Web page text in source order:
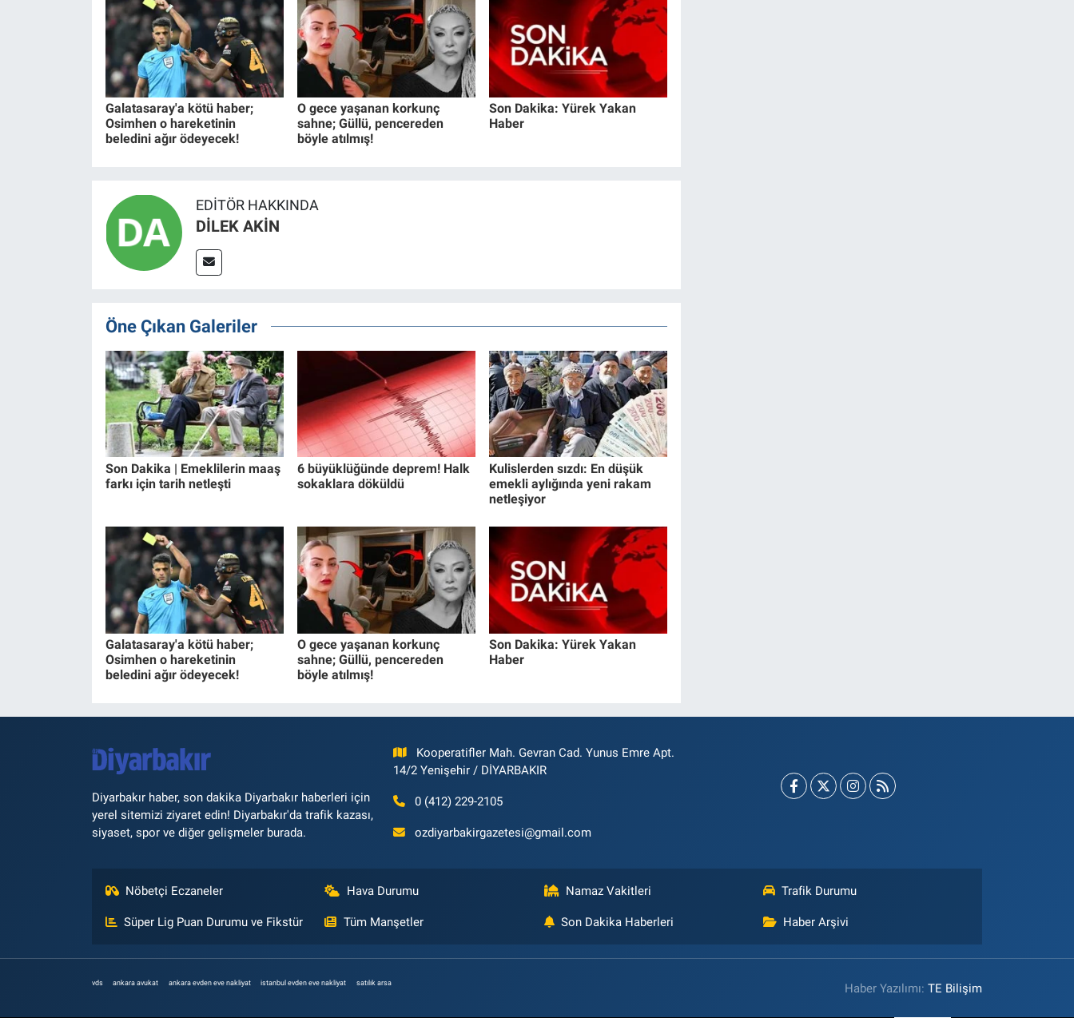
Galatasaray'a kötü haber;
Osimhen o hareketinin
beledini ağır ödeyecek!
O gece yaşanan korkunç
sahne; Güllü, pencereden
böyle atılmış!
Son Dakika: Yürek Yakan
Haber
EDITÖR HAKKINDA
DİLEK AKİN
Öne Çıkan Galeriler
Son Dakika | Emeklilerin maaş
farkı için tarih netleşti
6 büyüklüğünde deprem! Halk
sokaklara döküldü
Kulislerden sızdı: En düşük
emekli aylığında yeni rakam
netleşiyor
Galatasaray'a kötü haber;
Osimhen o hareketinin
beledini ağır ödeyecek!
O gece yaşanan korkunç
sahne; Güllü, pencereden
böyle atılmış!
Son Dakika: Yürek Yakan
Haber
Diyarbakır haber, son dakika Diyarbakır haberleri için
yerel sitemizi ziyaret edin! Diyarbakır'da trafik kazası,
siyaset, spor ve diğer gelişmeler burada.
Kooperatifler Mah. Gevran Cad. Yunus Emre Apt.
14/2 Yenişehir / DİYARBAKIR
0 (412) 229-2105
ozdiyarbakirgazetesi@gmail.com
Nöbetçi Eczaneler Hava Durumu Namaz Vakitleri Trafik Durumu
Süper Lig Puan Durumu ve Fikstür Tüm Manşetler Son Dakika Haberleri Haber Arşivi
vds ankara avukat ankara evden eve nakliyat istanbul evden eve nakliyat satılık arsa Haber Yazılımı:TE Bilişim